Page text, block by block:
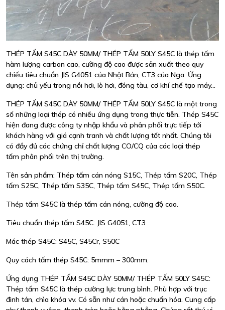
THÉP TẤM S45C DÀY 50MM/ THÉP TẤM 50LY S45C là thép tấm
hàm lượng carbon cao, cường độ cao được sản xuất theo quy
chiếu tiêu chuẩn JIS G4051 của Nhật Bản, CT3 của Nga. Ứng
dụng: chủ yếu trong nồi hơi, lò hơi, đóng tàu, cơ khí chế tạo máy…
THÉP TẤM S45C DÀY 50MM/ THÉP TẤM 50LY S45C là một trong
số những loại thép có nhiều ứng dụng trong thực tiễn. Thép S45C
hiện đang được công ty nhập khẩu và phân phối trực tiếp tới
khách hàng với giá cạnh tranh và chất lượng tốt nhất. Chúng tôi
có đầy đủ các chứng chỉ chất lượng CO/CQ của các loại thép
tấm phân phối trên thị trường.
Tên sản phẩm: Thép tấm cán nóng S15C, Thép tấm S20C, Thép
tấm S25C, Thép tấm S35C, Thép tấm S45C, Thép tấm S50C.
Thép tấm S45C là thép tấm cán nóng, cường độ cao.
Tiêu chuẩn thép tấm S45C: JIS G4051, CT3
Mác thép S45C: S45C, S45Cr, S50C
Quy cách tấm thép S45C: 5mmm – 300mm.
Ứng dụng THÉP TẤM S45C DÀY 50MM/ THÉP TẤM 50LY S45C:
Thép tấm S45C là thép cường lực trung bình. Phù hợp với trục
đinh tán, chìa khóa vv. Có sẵn như cán hoặc chuẩn hóa. Cung cấp